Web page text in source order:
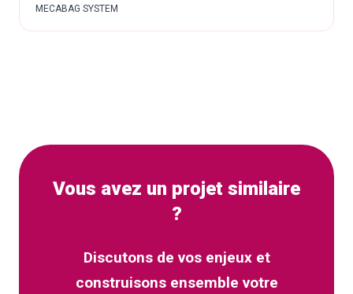
MECABAG SYSTEM
Vous avez un projet similaire
?
Discutons de vos enjeux et
construisons ensemble votre